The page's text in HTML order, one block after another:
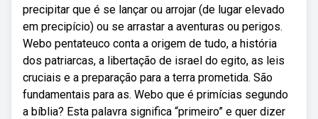
precipitar que é se lançar ou arrojar (de lugar elevado
em precipício) ou se arrastar a aventuras ou perigos.
Webo pentateuco conta a origem de tudo, a história
dos patriarcas, a libertação de israel do egito, as leis
cruciais e a preparação para a terra prometida. São
fundamentais para as. Webo que é primícias segundo
a bíblia? Esta palavra significa “primeiro” e quer dizer